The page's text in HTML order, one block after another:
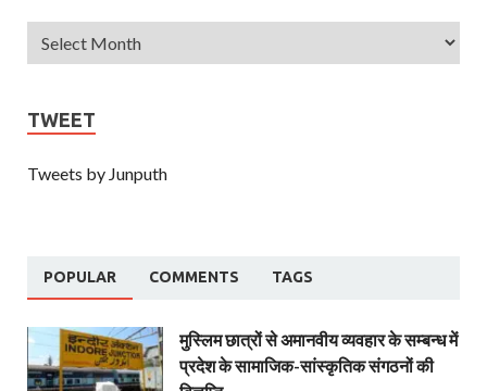
TWEET
Tweets by Junputh
POPULAR COMMENTS TAGS
मुस्लिम छात्रों से अमानवीय व्यवहार के सम्बन्ध में
प्रदेश के सामाजिक-सांस्कृतिक संगठनों की